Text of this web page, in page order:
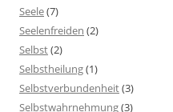
Seele(7)
Seelenfreiden (2)
Selbst(2)
Selbstheilung(1)
Selbstverbundenheit(3)
Selbstwahrnehmung(3)